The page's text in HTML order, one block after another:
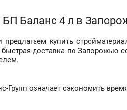
БП Баланс 4 л в
купить
доставка по Запорожью
Групп означает сэкономить